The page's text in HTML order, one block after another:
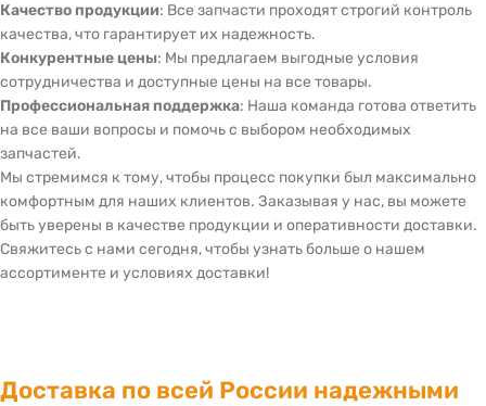
Качество продукции: Все запчасти проходят строгий контроль
качества, что гарантирует их надежность.
Конкурентные цены: Мы предлагаем выгодные условия
сотрудничества и доступные цены на все товары.
Профессиональная поддержка: Наша команда готова ответить
на все ваши вопросы и помочь с выбором необходимых
запчастей.
Мы стремимся к тому, чтобы процесс покупки был максимально
комфортным для наших клиентов. Заказывая у нас, вы можете
быть уверены в качестве продукции и оперативности доставки.
Свяжитесь с нами сегодня, чтобы узнать больше о нашем
ассортименте и условиях доставки!
Доставка по всей России надежными